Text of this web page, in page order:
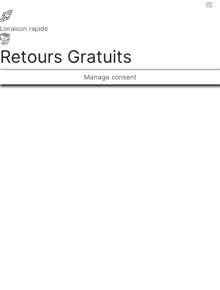
Livraison rapide
Retours Gratuits
Manage consent